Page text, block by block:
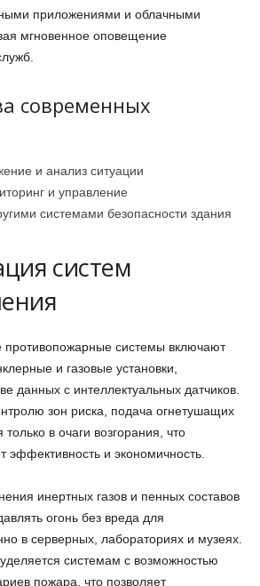
приложениями и облачными
мгновенное оповещение
современных
и анализ ситуации
и управление
системами безопасности здания
систем
противопожарные системы включают
и газовые установки,
данных с интеллектуальных датчиков.
зон риска, подача огнетушащих
в очаги возгорания, что
эффективность и экономичность.
инертных газов и пенных составов
огонь без вреда для
в серверных, лабораториях и музеях.
системам с возможностью
пожара, что позволяет